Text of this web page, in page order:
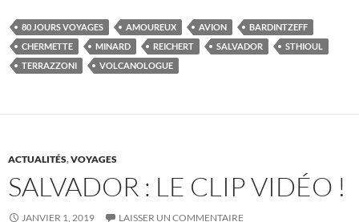
80 JOURS VOYAGES AMOUREUX AVION
BARDINTZEFF
CHERMETTE
MINARD REICHERT SALVADOR
STHIOUL
TERRAZZONI
VOLCANOLOGUE
ACTUALITÉS,VOYAGES
SALVADOR : LE CLIP VIDÉO !
JANVIER 1, 2019 LAISSER UN COMMENTAIRE